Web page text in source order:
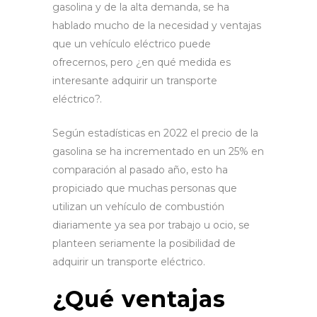
gasolina y de la alta demanda, se ha
hablado mucho de la necesidad y ventajas
que un vehículo eléctrico puede
ofrecernos, pero ¿en qué medida es
interesante adquirir un transporte
eléctrico?.
Según estadísticas en 2022 el precio de la
gasolina se ha incrementado en un 25% en
comparación al pasado año, esto ha
propiciado que muchas personas que
utilizan un vehículo de combustión
diariamente ya sea por trabajo u ocio, se
planteen seriamente la posibilidad de
adquirir un transporte eléctrico.
¿Qué ventajas